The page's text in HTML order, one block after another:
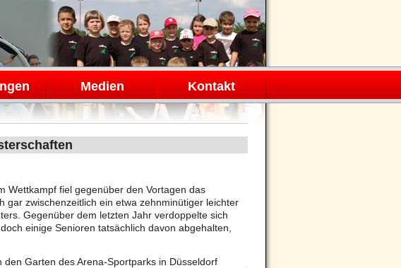
Medien Kontakt
Wettkampf fiel gegenüber den Vortagen das
zwischenzeitlich ein etwa zehnminütiger leichter
Gegenüber dem letzten Jahr verdoppelte sich
einige Senioren tatsächlich davon abgehalten,
Garten des Arena-Sportparks in Düsseldorf